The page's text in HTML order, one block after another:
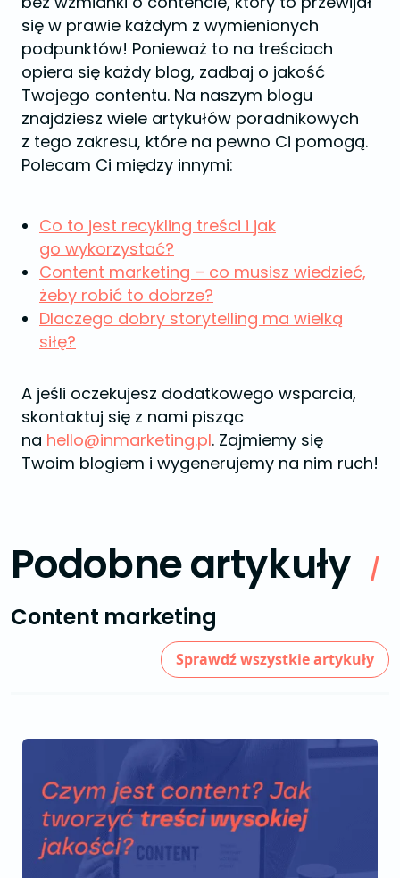
się w prawie każdym z wymienionych
podpunktów! Ponieważ to na treściach
opiera się każdy blog, zadbaj o jakość
Twojego contentu. Na naszym blogu
znajdziesz wiele artykułów poradnikowych
z tego zakresu, które na pewno Ci pomogą.
Polecam Ci między innymi:
Co to jest recykling treści i jak
go wykorzystać?
Content marketing – co musisz wiedzieć,
żeby robić to dobrze?
Dlaczego dobry storytelling ma wielką
siłę?
A jeśli oczekujesz dodatkowego wsparcia,
skontaktuj się z nami pisząc
na hello@inmarketing.pl. Zajmiemy się
Twoim blogiem i wygenerujemy na nim ruch!
Podobne artykuły
/
Content marketing
Sprawdź wszystkie artykuły